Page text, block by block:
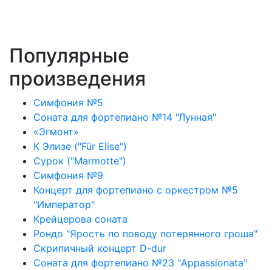
Популярные
произведения
Симфония №5
Соната для фортепиано №14 "Лунная"
«Эгмонт»
К Элизе ("Für Elise")
Сурок ("Marmotte")
Симфония №9
Концерт для фортепиано с оркестром №5
"Император"
Крейцерова соната
Рондо "Ярость по поводу потерянного гроша"
Скрипичный концерт D-dur
Соната для фортепиано №23 "Appassionata"